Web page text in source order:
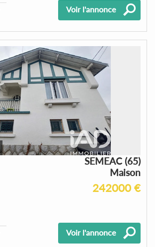
Voir l'annonce
SEMEAC (65)
Maison
242000 €
Voir l'annonce